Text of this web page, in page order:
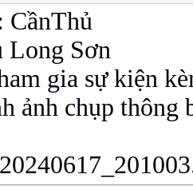
CầnThủ
Long Sơn
gia sự kiện
ảnh chụp thông